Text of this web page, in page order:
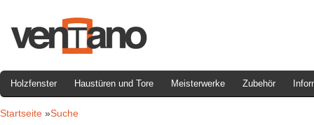
Holzfenster Haustüren und Tore Meisterwerke Zubehör
Startseite »Suche